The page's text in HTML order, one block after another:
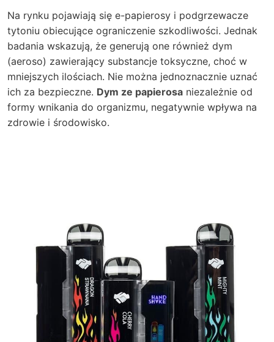
Na rynku pojawiają się e-papierosy i podgrzewacze
tytoniu obiecujące ograniczenie szkodliwości. Jednak
badania wskazują, że generują one również dym
(aeroso) zawierający substancje toksyczne, choć w
mniejszych ilościach. Nie można jednoznacznie uznać
ich za bezpieczne. Dym ze papierosa niezależnie od
formy wnikania do organizmu, negatywnie wpływa na
zdrowie i środowisko.